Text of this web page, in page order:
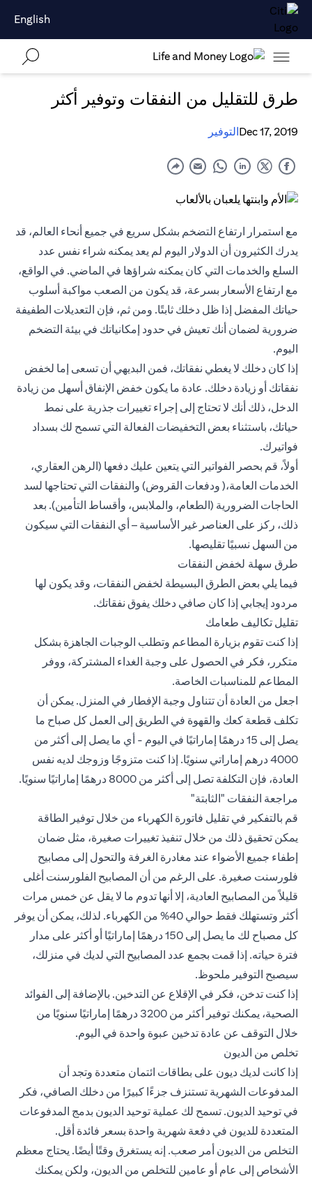
English
طرق للتقليل من النفقات وتوفير أكثر
Dec 17, 2019التوفير
مع استمرار ارتفاع التضخم بشكل سريع في جميع أنحاء العالم، قد
يدرك الكثيرون أن الدولار اليوم لم يعد يمكنه شراء نفس عدد
السلع والخدمات التي كان يمكنه شراؤها في الماضي. في الواقع،
مع ارتفاع الأسعار بسرعة، قد يكون من الصعب مواكبة أسلوب
حياتك المفضل إذا ظل دخلك ثابتًا. ومن ثم، فإن التعديلات الطفيفة
ضرورية لضمان أنك تعيش في حدود إمكانياتك في بيئة التضخم
اليوم.
إذا كان دخلك لا يغطي نفقاتك، فمن البديهي أن تسعى إما لخفض
نفقاتك أو زيادة دخلك. عادة ما يكون خفض الإنفاق أسهل من زيادة
الدخل، ذلك أنك لا تحتاج إلى إجراء تغييرات جذرية على نمط
حياتك، باستثناء بعض التخفيضات الفعالة التي تسمح لك بسداد
فواتيرك.
أولاً، قم بحصر الفواتير التي يتعين عليك دفعها (الرهن العقاري،
الخدمات العامة،( ودفعات القروض) والنفقات التي تحتاجها لسد
الحاجات الضرورية (الطعام، والملابس، وأقساط التأمين). بعد
ذلك، ركز على العناصر غير الأساسية – أي النفقات التي سيكون
من السهل نسبيًا تقليصها.
طرق سهلة لخفض النفقات
فيما يلي بعض الطرق البسيطة لخفض النفقات، وقد يكون لها
مردود إيجابي إذا كان صافي دخلك يفوق نفقاتك.
تقليل تكاليف طعامك
إذا كنت تقوم بزيارة المطاعم وتطلب الوجبات الجاهزة بشكل
متكرر، فكر في الحصول على وجبة الغداء المشتركة، ووفر
المطاعم للمناسبات الخاصة.
اجعل من العادة أن تتناول وجبة الإفطار في المنزل. يمكن أن
تكلف قطعة كعك والقهوة في الطريق إلى العمل كل صباح ما
يصل إلى 15 درهمًا إماراتيًا في اليوم - أي ما يصل إلى أكثر من
4000 درهم إماراتي سنويًا. إذا كنت متزوجًا وزوجك لديه نفس
العادة، فإن التكلفة تصل إلى أكثر من 8000 درهمًا إماراتيًا سنويًا.
مراجعة النفقات "الثابتة"
قم بالتفكير في تقليل فاتورة الكهرباء من خلال توفير الطاقة
يمكن تحقيق ذلك من خلال تنفيذ تغييرات صغيرة، مثل ضمان
إطفاء جميع الأضواء عند مغادرة الغرفة والتحول إلى مصابيح
فلورسنت صغيرة. على الرغم من أن المصابيح الفلورسنت أغلى
قليلاً من المصابيح العادية، إلا أنها تدوم ما لا يقل عن خمس مرات
أكثر وتستهلك فقط حوالي 40% من الكهرباء. لذلك، يمكن أن يوفر
كل مصباح لك ما يصل إلى 150 درهمًا إماراتيًا أو أكثر على مدار
فترة حياته. إذا قمت بجمع عدد المصابيح التي لديك في منزلك،
سيصبح التوفير ملحوظ.
إذا كنت تدخن، فكر في الإقلاع عن التدخين. بالإضافة إلى الفوائد
الصحية، يمكنك توفير أكثر من 3200 درهمًا إماراتيًا سنويًا من
خلال التوقف عن عادة تدخين عبوة واحدة في اليوم.
تخلص من الديون
إذا كانت لديك ديون على بطاقات ائتمان متعددة وتجد أن
المدفوعات الشهرية تستنزف جزءًا كبيرًا من دخلك الصافي، فكر
في توحيد الديون. تسمح لك عملية توحيد الديون بدمج المدفوعات
المتعددة للديون في دفعة شهرية واحدة بسعر فائدة أقل.
التخلص من الديون أمر صعب. إنه يستغرق وقتًا أيضًا. يحتاج معظم
الأشخاص إلى عام أو عامين للتخلص من الديون، ولكن يمكنك